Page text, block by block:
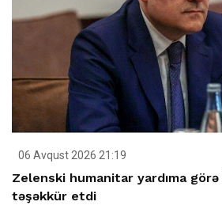
06 Avqust 2026 21:19
Zelenski humanitar yardıma
təşəkkür etdi